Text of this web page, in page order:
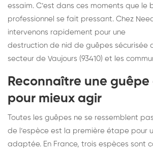
essaim. C’est dans ces moments que le
professionnel se fait pressant. Chez
intervenons rapidement pour une
destruction de nid de guêpes sécurisée
secteur de Vaujours (93410) et les
Reconnaître une guêpe
pour mieux agir
Toutes les guêpes ne se ressemblent
de l’espèce est la première étape pour
adaptée. En France, trois espèces sont